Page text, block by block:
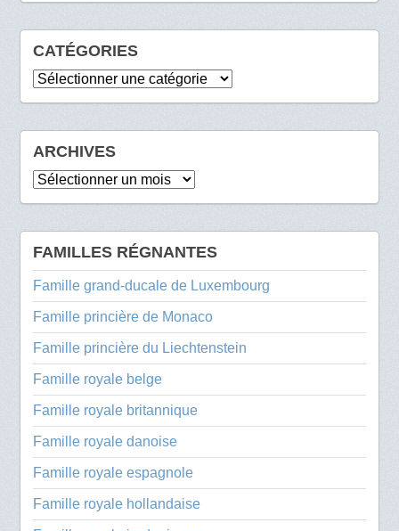
CATÉGORIES
Catégories
ARCHIVES
Archives
FAMILLES RÉGNANTES
Famille grand-ducale de Luxembourg
Famille princière de Monaco
Famille princière du Liechtenstein
Famille royale belge
Famille royale britannique
Famille royale danoise
Famille royale espagnole
Famille royale hollandaise